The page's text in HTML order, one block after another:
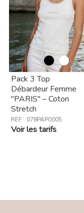
Pack 3 Top
Débardeur Femme
"PARIS" – Coton
Stretch
REF : 078PAP0005
Voir les tarifs